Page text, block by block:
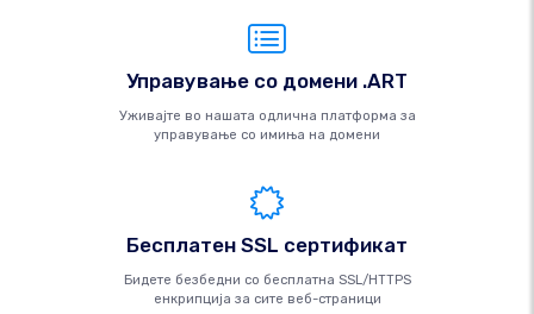
Управување со домени .ART
Уживајте во нашата одлична платформа за
управување со имиња на домени
Бесплатен SSL сертификат
Бидете безбедни со бесплатна SSL/HTTPS
енкрипција за сите веб-страници